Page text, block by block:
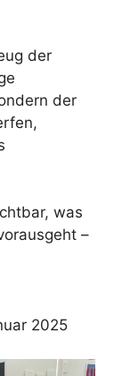
der
der
was
–
2025